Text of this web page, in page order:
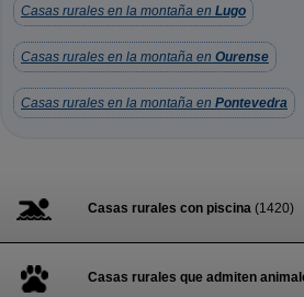
Casas rurales en la montaña en Lugo
Casas rurales en la montaña en Ourense
Casas rurales en la montaña en Pontevedra
Casas rurales con piscina (1420)
Casas rurales que admiten